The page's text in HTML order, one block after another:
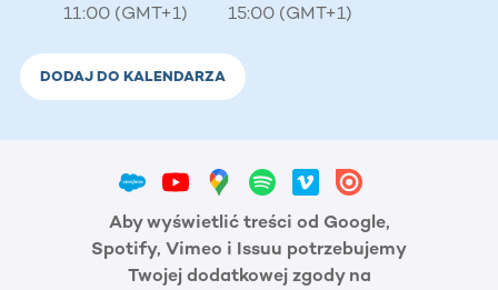
11:00 (GMT+1) 15:00 (GMT+1)
DODAJ DO KALENDARZA
Aby wyświetlić treści od Google,
Spotify, Vimeo i Issuu potrzebujemy
Twojej dodatkowej zgody na